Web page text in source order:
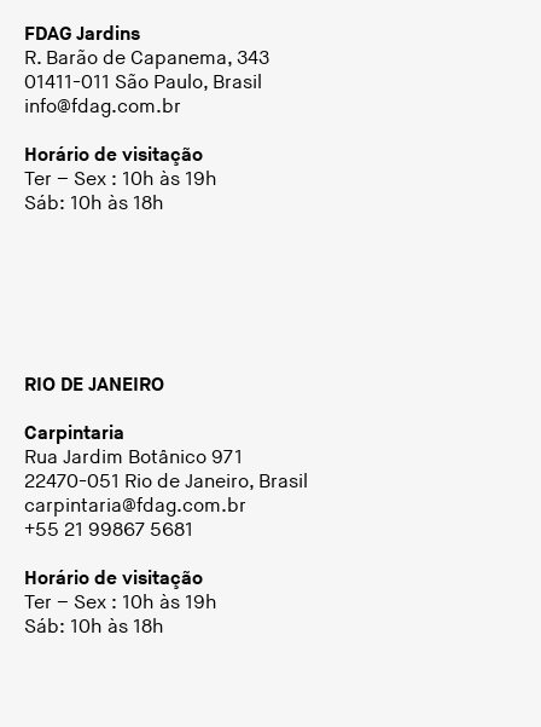
FDAG Jardins
R. Barão de Capanema, 343
01411-011 São Paulo, Brasil
info@fdag.com.br
Horário de visitação
Ter – Sex : 10h às 19h
Sáb: 10h às 18h
RIO DE JANEIRO
Carpintaria
Rua Jardim Botânico 971
22470-051 Rio de Janeiro, Brasil
carpintaria@fdag.com.br
+55 21 99867 5681
Horário de visitação
Ter – Sex : 10h às 19h
Sáb: 10h às 18h